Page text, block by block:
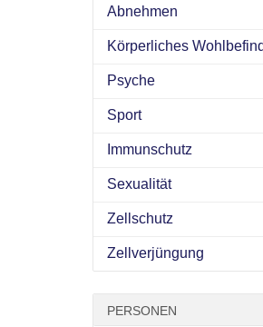
Abnehmen
Körperliches
Psyche
Sport
Immunschutz
Sexualität
Zellschutz
Zellverjüngung
PERSONEN